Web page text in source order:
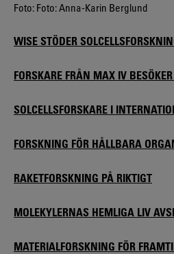
Foto: Foto: Anna-Karin Berglund
WISE STÖDER
FORSKARE FRÅN MAX IV
SOLCELLSFORSKARE I
FORSKNING FÖR HÅLLBARA
RAKETFORSKNING PÅ RIKTIGT
MOLEKYLERNAS HEMLIGA LIV
MATERIALFORSKNING FÖR